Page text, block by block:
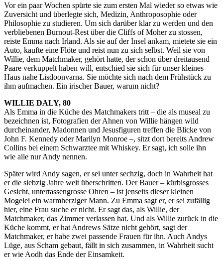
Vor ein paar Wochen spürte sie zum ersten Mal wieder so etwas wie
Zuversicht und überlegte sich, Medizin, Anthroposophie oder
Philosophie zu studieren. Um sich darüber klar zu werden und den
verbliebenen Burnout-Rest über die Cliffs of Moher zu stossen,
reiste Emma nach Irland. Als sie auf der Insel ankam, mietete sie ein
Auto, kaufte eine Flöte und reist nun zu sich selbst. Weil sie von
Willie, dem Matchmaker, gehört hatte, der schon über dreitausend
Paare verkuppelt haben will, entschied sie sich für unser kleines
Haus nahe Lisdoonvarna. Sie möchte sich nach dem Frühstück zu
ihm aufmachen. Ein irischer Bauer, warum nicht?
WILLIE DALY, 80
Als Emma in die Küche des Matchmakers tritt – die als museal zu
bezeichnen ist, Fotografien der Ahnen von Willie hängen wild
durcheinander, Madonnen und Jesusfiguren treffen die Blicke von
John F. Kennedy oder Marilyn Monroe –, sitzt dort bereits Andrew
Collins bei einem Schwarztee mit Whiskey. Er sagt, ich solle ihn
wie alle nur Andy nennen.
Später wird Andy sagen, er sei unter sechzig, doch in Wahrheit hat
er die siebzig Jahre weit überschritten. Der Bauer – kürbisgrosses
Gesicht, untertassengrosse Ohren – ist jenseits dieser kleinen
Mogelei ein warmherziger Mann. Zu Emma sagt er, er sei zufällig
hier, eine Frau suche er nicht. Er sagt das, als Willie, der
Matchmaker, das Zimmer verlassen hat. Und als Willie zurück in die
Küche kommt, er hat Andrews Sätze nicht gehört, sagt der
Matchmaker, er habe zwei passende Frauen für ihn. Auch Andys
Lüge, aus Scham gebaut, fällt in sich zusammen, in Wahrheit sucht
er wie Aodh das Ende der Einsamkeit.